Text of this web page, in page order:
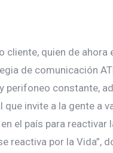
quien de ahora
de comunicación
perifoneo constante,
invite a la gente a
el país para
reactiva por la Vida”,